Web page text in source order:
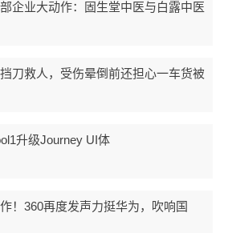
企业大动作：固生堂中医与白露中医
刀救人，受伤晕倒前还担心一车货被
升级Journey UI体
！360再度发声力挺华为，吹响国